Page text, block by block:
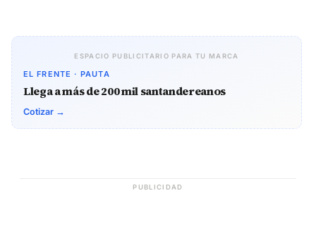
ESPACIO PUBLICITARIO PARA TU MARCA
EL FRENTE · PAUTA
Llega a más de 200 mil santandereanos
Cotizar →
PUBLICIDAD